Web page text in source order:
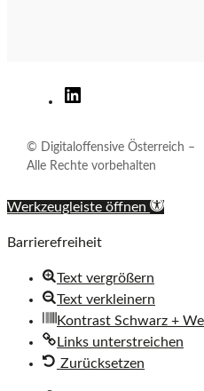
s
i
e
Ö
t
e
r
r
e
LinkedIn
© Digitaloffensive Österreich –
Alle Rechte vorbehalten
Werkzeugleiste öffnen
Barrierefreiheit
Text vergrößern
Text verkleinern
Kontrast Schwarz +
Links unterstreichen
Zurücksetzen